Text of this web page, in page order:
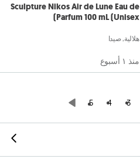
Sculpture Nikos Air de Lune Eau de
Parfum 100 mL (Unisex)
هلالية, صيدا
منذ ١ أسبوع
3
4
5